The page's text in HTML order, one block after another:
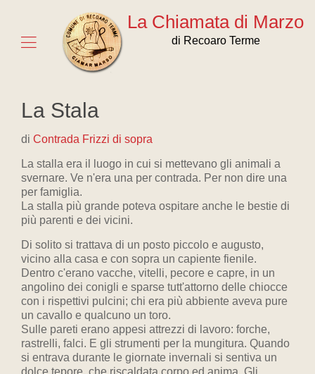
La Chiamata di Marzo
di Recoaro Terme
La Stala
di Contrada Frizzi di sopra
La stalla era il luogo in cui si mettevano gli animali a
svernare. Ve n'era una per contrada. Per non dire una
per famiglia.
La stalla più grande poteva ospitare anche le bestie di
più parenti e dei vicini.
Di solito si trattava di un posto piccolo e augusto,
vicino alla casa e con sopra un capiente fienile.
Dentro c'erano vacche, vitelli, pecore e capre, in un
angolino dei conigli e sparse tutt'attorno delle chiocce
con i rispettivi pulcini; chi era più abbiente aveva pure
un cavallo e qualcuno un toro.
Sulle pareti erano appesi attrezzi di lavoro: forche,
rastrelli, falci. E gli strumenti per la mungitura. Quando
si entrava durante le giornate invernali si sentiva un
dolce tepore, che riscaldata corpo ed anima. Gli